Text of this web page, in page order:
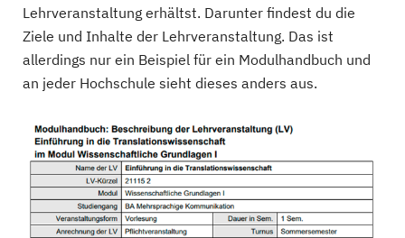
Lehrveranstaltung erhältst. Darunter findest du die
Ziele und Inhalte der Lehrveranstaltung. Das ist
allerdings nur ein Beispiel für ein Modulhandbuch und
an jeder Hochschule sieht dieses anders aus.